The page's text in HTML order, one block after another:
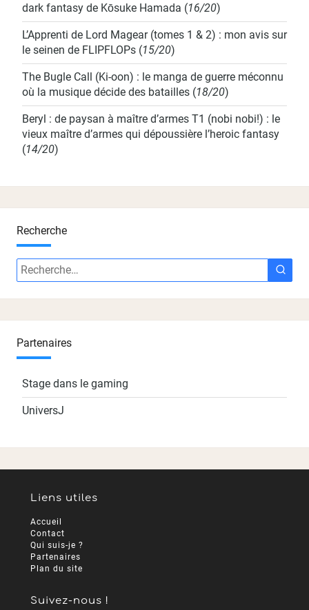
dark fantasy de Kōsuke Hamada (16/20)
L’Apprenti de Lord Magear (tomes 1 & 2) : mon avis sur
le seinen de FLIPFLOPs (15/20)
The Bugle Call (Ki-oon) : le manga de guerre méconnu
où la musique décide des batailles (18/20)
Beryl : de paysan à maître d’armes T1 (nobi nobi!) : le
vieux maître d’armes qui dépoussière l’heroic fantasy
(14/20)
Recherche
Recherche
:
Partenaires
Stage dans le gaming
UniversJ
Liens utiles
Accueil
Contact
Qui suis-je ?
Partenaires
Plan du site
Suivez-nous !